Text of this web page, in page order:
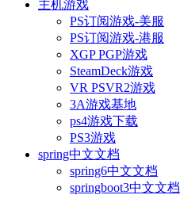
主机游戏
PS订阅游戏-美服
PS订阅游戏-港服
XGP PGP游戏
SteamDeck游戏
VR PSVR2游戏
3A游戏基地
ps4游戏下载
PS3游戏
spring中文文档
spring6中文文档
springboot3中文文档